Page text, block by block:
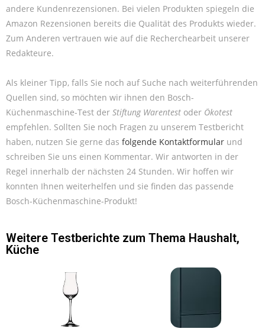
andere Kundenrezensionen. Bei vielen Produkten spiegeln die
Amazon Rezensionen bereits die Qualität des Produkts wieder.
Zum Anderen vertrauen wie auf die Recherchearbeit unserer
Redakteure.
Als kleiner Tipp, falls Sie noch auf Suche nach weiterführenden
Quellen sind, so möchten wir ihnen den Bosch-
Küchenmaschine-Test der Stiftung Warentest oder Ökotest
empfehlen. Sollten Sie noch Fragen zu unserem Testbericht
haben, nutzen Sie gerne das folgende Kontaktformular und
schreiben Sie uns einen Kommentar. Wir antworten in der
Regel innerhalb der nächsten 24 Stunden. Wir hoffen wir
konnten Ihnen weiterhelfen und sie finden das passende
Bosch-Küchenmaschine-Produkt!
Weitere Testberichte zum Thema Haushalt,
Küche